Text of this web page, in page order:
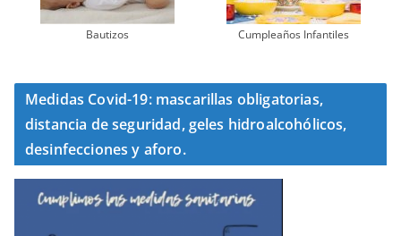
Bautizos Cumpleaños Infantiles
Medidas Covid-19: mascarillas obligatorias,
distancia de seguridad, geles hidroalcohólicos,
desinfecciones y aforo.